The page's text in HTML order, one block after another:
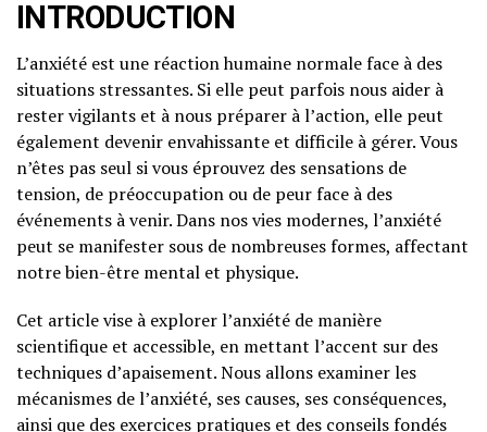
INTRODUCTION
L’anxiété est une réaction humaine normale face à des
situations stressantes. Si elle peut parfois nous aider à
rester vigilants et à nous préparer à l’action, elle peut
également devenir envahissante et difficile à gérer. Vous
n’êtes pas seul si vous éprouvez des sensations de
tension, de préoccupation ou de peur face à des
événements à venir. Dans nos vies modernes, l’anxiété
peut se manifester sous de nombreuses formes, affectant
notre bien-être mental et physique.
Cet article vise à explorer l’anxiété de manière
scientifique et accessible, en mettant l’accent sur des
techniques d’apaisement. Nous allons examiner les
mécanismes de l’anxiété, ses causes, ses conséquences,
ainsi que des exercices pratiques et des conseils fondés